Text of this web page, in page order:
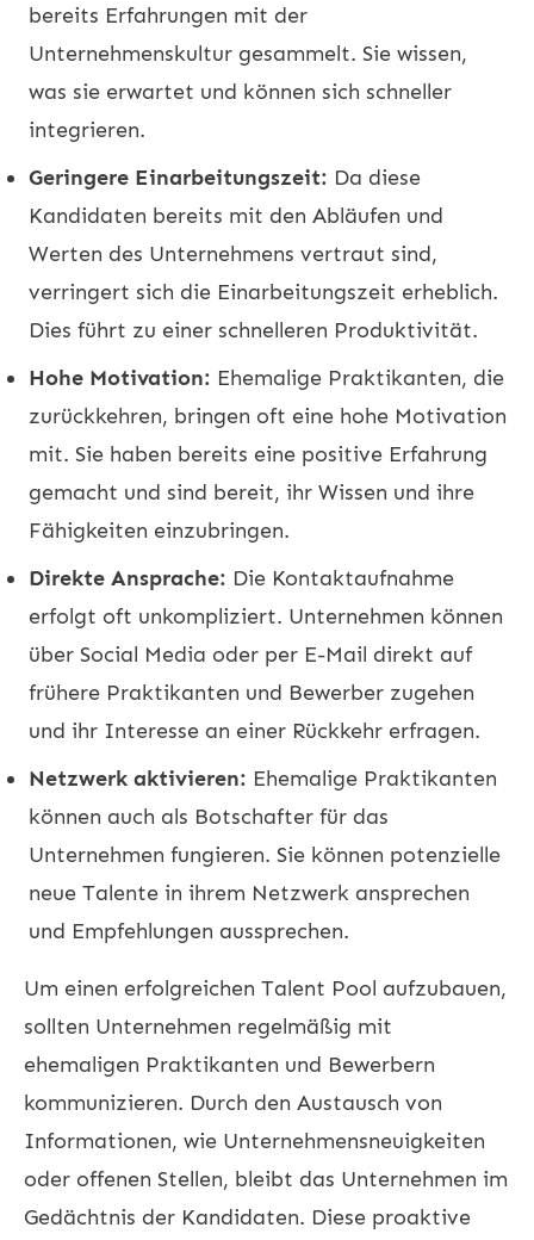
bereits Erfahrungen mit der
Unternehmenskultur gesammelt. Sie wissen,
was sie erwartet und können sich schneller
integrieren.
Geringere Einarbeitungszeit: Da diese
Kandidaten bereits mit den Abläufen und
Werten des Unternehmens vertraut sind,
verringert sich die Einarbeitungszeit erheblich.
Dies führt zu einer schnelleren Produktivität.
Hohe Motivation: Ehemalige Praktikanten, die
zurückkehren, bringen oft eine hohe Motivation
mit. Sie haben bereits eine positive Erfahrung
gemacht und sind bereit, ihr Wissen und ihre
Fähigkeiten einzubringen.
Direkte Ansprache: Die Kontaktaufnahme
erfolgt oft unkompliziert. Unternehmen können
über Social Media oder per E-Mail direkt auf
frühere Praktikanten und Bewerber zugehen
und ihr Interesse an einer Rückkehr erfragen.
Netzwerk aktivieren: Ehemalige Praktikanten
können auch als Botschafter für das
Unternehmen fungieren. Sie können potenzielle
neue Talente in ihrem Netzwerk ansprechen
und Empfehlungen aussprechen.
Um einen erfolgreichen Talent Pool aufzubauen,
sollten Unternehmen regelmäßig mit
ehemaligen Praktikanten und Bewerbern
kommunizieren. Durch den Austausch von
Informationen, wie Unternehmensneuigkeiten
oder offenen Stellen, bleibt das Unternehmen im
Gedächtnis der Kandidaten. Diese proaktive